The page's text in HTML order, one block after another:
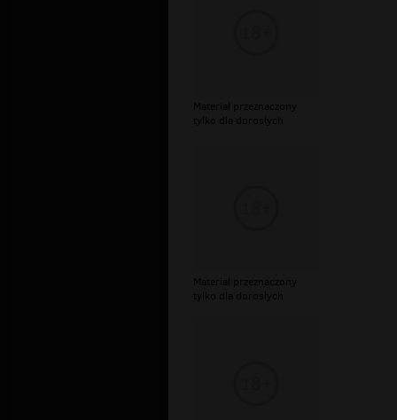
Materiał przeznaczony
tylko dla dorosłych
Materiał przeznaczony
tylko dla dorosłych